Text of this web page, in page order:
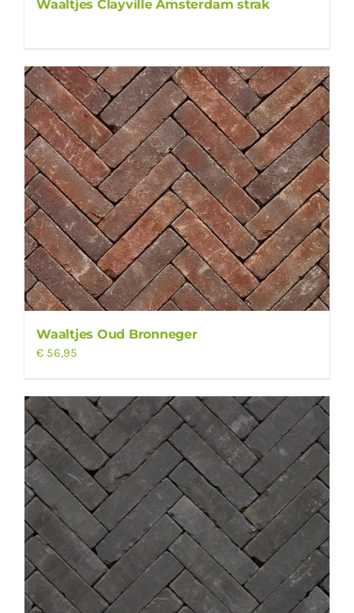
Waaltjes Clayville Amsterdam strak
Waaltjes Oud Bronneger
€ 56,95